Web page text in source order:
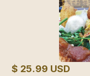
$ 25.99 USD